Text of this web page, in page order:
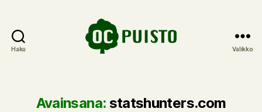
Haku Valikko
Avainsana: statshunters.com